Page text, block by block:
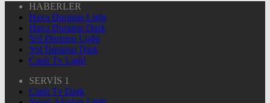
HABERLER
Hava Durumu Light
Hava Durumu Dark
Yol Durumu Light
Yol Durumu Dark
Canlı Tv Light
SERVİS 1
Canlı Tv Dark